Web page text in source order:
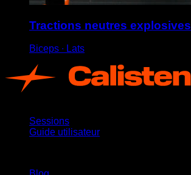
Tractions neutres explosives
Biceps ∙ Lats
Sessions
Guide utilisateur